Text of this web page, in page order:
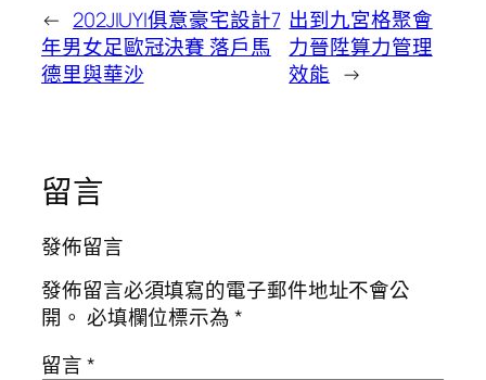
← 202JIUYI俱意豪宅設計7
年男女足歐冠決賽 落戶馬
德里與華沙
出到九宮格聚會
力晉陞算力管理
效能 →
留言
發佈留言
發佈留言必須填寫的電子郵件地址不會公
開。 必填欄位標示為*
留言*